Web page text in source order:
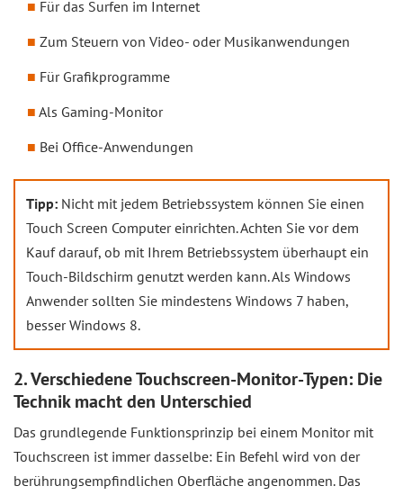
Für das Surfen im Internet
Zum Steuern von Video- oder Musikanwendungen
Für Grafikprogramme
Als Gaming-Monitor
Bei Office-Anwendungen
Tipp: Nicht mit jedem Betriebssystem können Sie einen
Touch Screen Computer einrichten. Achten Sie vor dem
Kauf darauf, ob mit Ihrem Betriebssystem überhaupt ein
Touch-Bildschirm genutzt werden kann. Als Windows
Anwender sollten Sie mindestens Windows 7 haben,
besser Windows 8.
2. Verschiedene Touchscreen-Monitor-Typen: Die
Technik macht den Unterschied
Das grundlegende Funktionsprinzip bei einem Monitor mit
Touchscreen ist immer dasselbe: Ein Befehl wird von der
berührungsempfindlichen Oberfläche angenommen. Das